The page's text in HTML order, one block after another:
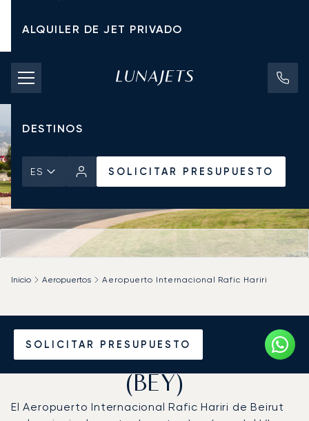
ALQUILER DE JET PRIVADO
TARIFAS DE CHÁRTER
JETS PRIVADOS
DESTINOS
ES SOLICITAR PRESUPUESTO
SOLICITAR PRESUPUESTO
Inicio Aeropuertos Aeropuerto Internacional Rafic Hariri
Vuele en Jet Privado al
Aeropuerto Rafic Hariri
(BEY)
El Aeropuerto Internacional Rafic Hariri de Beirut